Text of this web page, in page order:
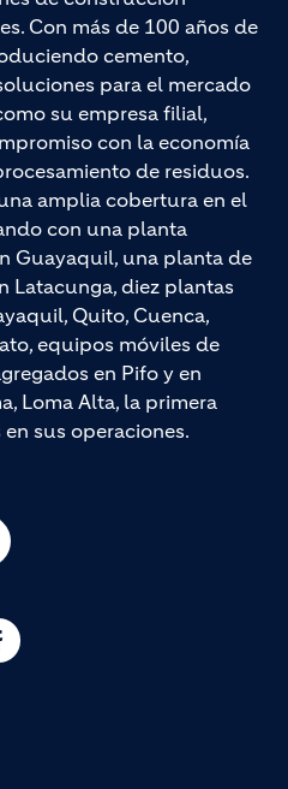
Con más de 100 años de
cemento,
para el mercado
su empresa filial,
con la economía
de residuos.
amplia cobertura en el
con una planta
Guayaquil, una planta de
Latacunga, diez plantas
Quito, Cuenca,
equipos móviles de
en Pifo y en
Loma Alta, la primera
sus operaciones.